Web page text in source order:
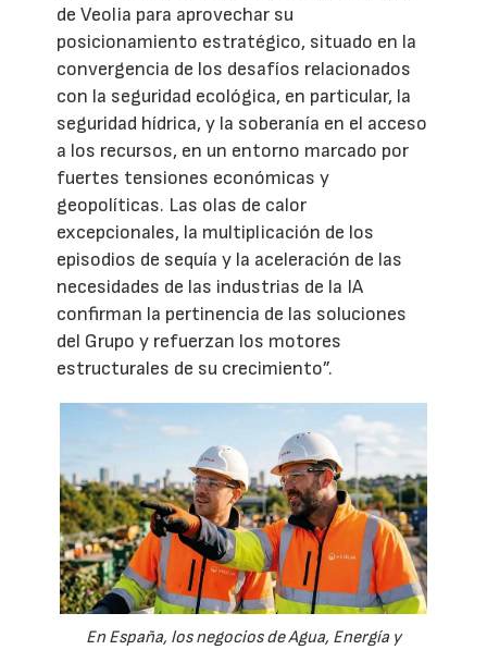
de Veolia para aprovechar su
posicionamiento estratégico, situado en la
convergencia de los desafíos relacionados
con la seguridad ecológica, en particular, la
seguridad hídrica, y la soberanía en el acceso
a los recursos, en un entorno marcado por
fuertes tensiones económicas y
geopolíticas. Las olas de calor
excepcionales, la multiplicación de los
episodios de sequía y la aceleración de las
necesidades de las industrias de la IA
confirman la pertinencia de las soluciones
del Grupo y refuerzan los motores
estructurales de su crecimiento”.
En España, los negocios de Agua, Energía y